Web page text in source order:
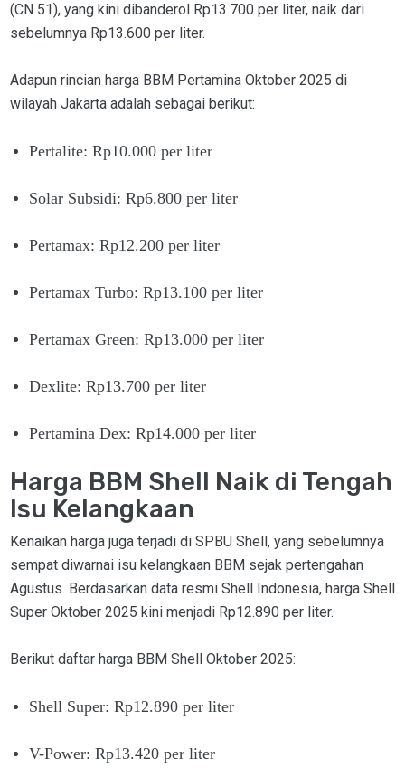
(CN 51), yang kini dibanderol Rp13.700 per liter, naik dari
sebelumnya Rp13.600 per liter.
Adapun rincian harga BBM Pertamina Oktober 2025 di
wilayah Jakarta adalah sebagai berikut:
Pertalite: Rp10.000 per liter
Solar Subsidi: Rp6.800 per liter
Pertamax: Rp12.200 per liter
Pertamax Turbo: Rp13.100 per liter
Pertamax Green: Rp13.000 per liter
Dexlite: Rp13.700 per liter
Pertamina Dex: Rp14.000 per liter
Harga BBM Shell Naik di Tengah
Isu Kelangkaan
Kenaikan harga juga terjadi di SPBU Shell, yang sebelumnya
sempat diwarnai isu kelangkaan BBM sejak pertengahan
Agustus. Berdasarkan data resmi Shell Indonesia, harga Shell
Super Oktober 2025 kini menjadi Rp12.890 per liter.
Berikut daftar harga BBM Shell Oktober 2025:
Shell Super: Rp12.890 per liter
V-Power: Rp13.420 per liter